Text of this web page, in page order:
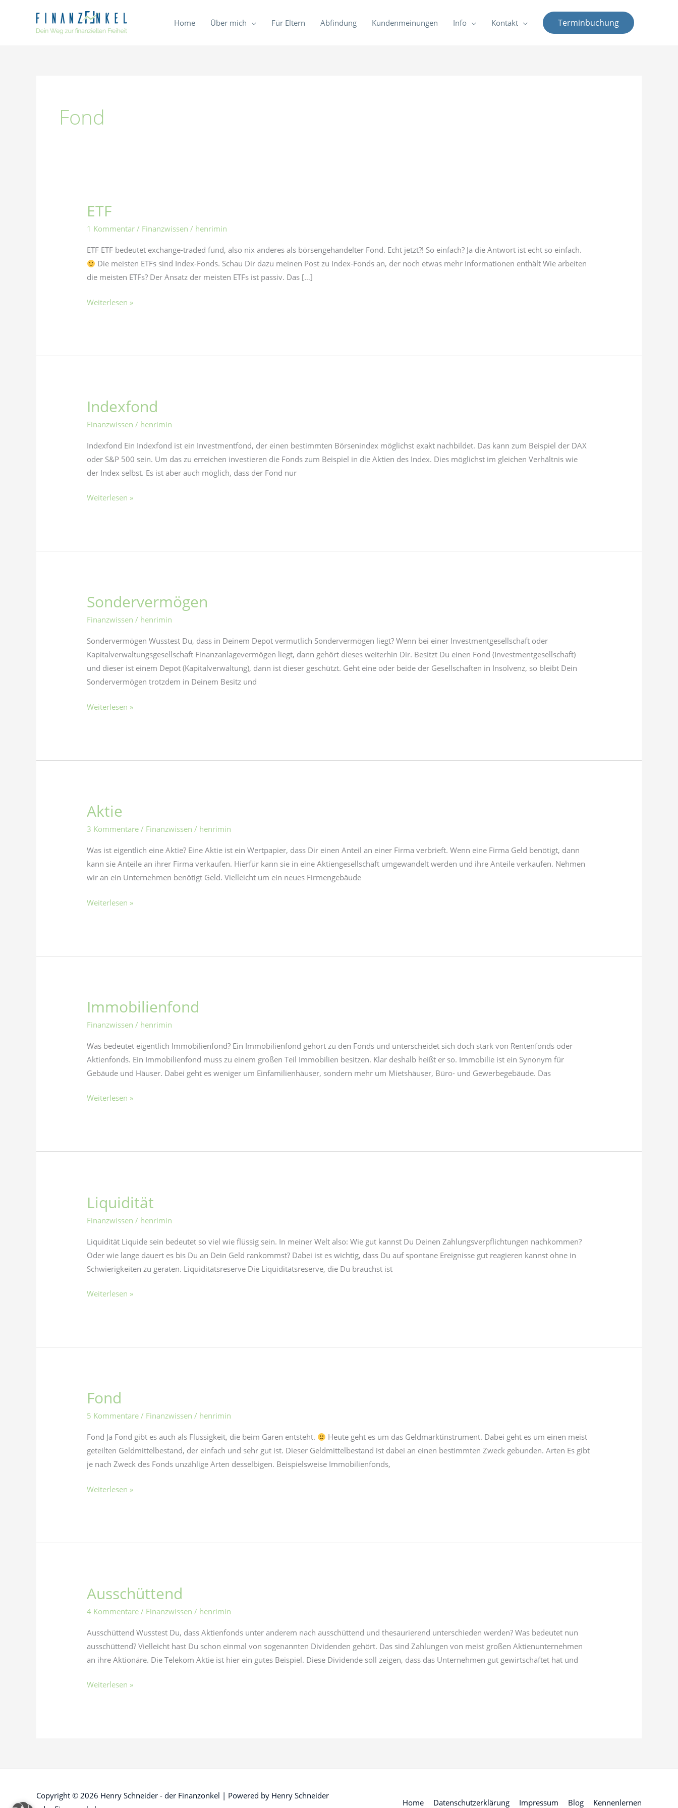
Home Über mich Für Eltern Abfindung Kundenmeinungen Info Kontakt Terminbuchung
Fond
ETF
1 Kommentar / Finanzwissen / henrimin
ETF ETF bedeutet exchange-traded fund, also nix anderes als börsengehandelter Fond. Echt jetzt?! So einfach? Ja die Antwort ist echt so einfach.
Die meisten ETFs sind Index-Fonds. Schau Dir dazu meinen Post zu Index-Fonds an, der noch etwas mehr Informationen enthält Wie arbeiten
die meisten ETFs? Der Ansatz der meisten ETFs ist passiv. Das […]
ETF
Weiterlesen »
Indexfond
Finanzwissen / henrimin
Indexfond Ein Indexfond ist ein Investmentfond, der einen bestimmten Börsenindex möglichst exakt nachbildet. Das kann zum Beispiel der DAX
oder S&P 500 sein. Um das zu erreichen investieren die Fonds zum Beispiel in die Aktien des Index. Dies möglichst im gleichen Verhältnis wie
der Index selbst. Es ist aber auch möglich, dass der Fond nur
Indexfond
Weiterlesen »
Sondervermögen
Finanzwissen / henrimin
Sondervermögen Wusstest Du, dass in Deinem Depot vermutlich Sondervermögen liegt? Wenn bei einer Investmentgesellschaft oder
Kapitalverwaltungsgesellschaft Finanzanlagevermögen liegt, dann gehört dieses weiterhin Dir. Besitzt Du einen Fond (Investmentgesellschaft)
und dieser ist einem Depot (Kapitalverwaltung), dann ist dieser geschützt. Geht eine oder beide der Gesellschaften in Insolvenz, so bleibt Dein
Sondervermögen trotzdem in Deinem Besitz und
Sondervermögen
Weiterlesen »
Aktie
3 Kommentare / Finanzwissen / henrimin
Was ist eigentlich eine Aktie? Eine Aktie ist ein Wertpapier, dass Dir einen Anteil an einer Firma verbrieft. Wenn eine Firma Geld benötigt, dann
kann sie Anteile an ihrer Firma verkaufen. Hierfür kann sie in eine Aktiengesellschaft umgewandelt werden und ihre Anteile verkaufen. Nehmen
wir an ein Unternehmen benötigt Geld. Vielleicht um ein neues Firmengebäude
Aktie
Weiterlesen »
Immobilienfond
Finanzwissen / henrimin
Was bedeutet eigentlich Immobilienfond? Ein Immobilienfond gehört zu den Fonds und unterscheidet sich doch stark von Rentenfonds oder
Aktienfonds. Ein Immobilienfond muss zu einem großen Teil Immobilien besitzen. Klar deshalb heißt er so. Immobilie ist ein Synonym für
Gebäude und Häuser. Dabei geht es weniger um Einfamilienhäuser, sondern mehr um Mietshäuser, Büro- und Gewerbegebäude. Das
Immobilienfond
Weiterlesen »
Liquidität
Finanzwissen / henrimin
Liquidität Liquide sein bedeutet so viel wie flüssig sein. In meiner Welt also: Wie gut kannst Du Deinen Zahlungsverpflichtungen nachkommen?
Oder wie lange dauert es bis Du an Dein Geld rankommst? Dabei ist es wichtig, dass Du auf spontane Ereignisse gut reagieren kannst ohne in
Schwierigkeiten zu geraten. Liquiditätsreserve Die Liquiditätsreserve, die Du brauchst ist
Liquidität
Weiterlesen »
Fond
5 Kommentare / Finanzwissen / henrimin
Fond Ja Fond gibt es auch als Flüssigkeit, die beim Garen entsteht.
Heute geht es um das Geldmarktinstrument. Dabei geht es um einen meist
geteilten Geldmittelbestand, der einfach und sehr gut ist. Dieser Geldmittelbestand ist dabei an einen bestimmten Zweck gebunden. Arten Es gibt
je nach Zweck des Fonds unzählige Arten desselbigen. Beispielsweise Immobilienfonds,
Fond
Weiterlesen »
Ausschüttend
4 Kommentare / Finanzwissen / henrimin
Ausschüttend Wusstest Du, dass Aktienfonds unter anderem nach ausschüttend und thesaurierend unterschieden werden? Was bedeutet nun
ausschüttend? Vielleicht hast Du schon einmal von sogenannten Dividenden gehört. Das sind Zahlungen von meist großen Aktienunternehmen
an ihre Aktionäre. Die Telekom Aktie ist hier ein gutes Beispiel. Diese Dividende soll zeigen, dass das Unternehmen gut gewirtschaftet hat und
Ausschüttend
Weiterlesen »
Copyright © 2026 Henry Schneider - der Finanzonkel | Powered by Henry Schneider
Home Datenschutzerklärung Impressum Blog Kennenlernen